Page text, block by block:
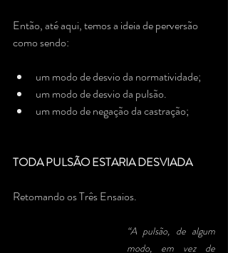
Então, até aqui, temos a ideia de perversão
como sendo:
um modo de desvio da normatividade;
um modo de desvio da pulsão.
um modo de negação da castração;
TODA PULSÃO ESTARIA DESVIADA
Retomando os Três Ensaios.
“A pulsão, de algum
modo, em vez de